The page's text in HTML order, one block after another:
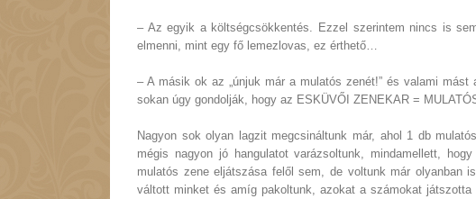
– Az egyik a költségcsökkentés. Ezzel szerintem nincs is
elmenni, mint egy fő lemezlovas, ez érthető…
– A másik ok az „únjuk már a mulatós zenét!” és valami
sokan úgy gondolják, hogy az ESKÜVŐI ZENEKAR =
Nagyon sok olyan lagzit megcsináltunk már, ahol 1 db
mégis nagyon jó hangulatot varázsoltunk, mindamellett,
mulatós zene eljátszása felől sem, de voltunk már olyanban
váltott minket és amíg pakoltunk, azokat a számokat játszotta